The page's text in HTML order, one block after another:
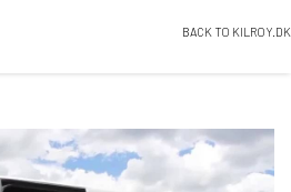
BACK TO KILROY.DK